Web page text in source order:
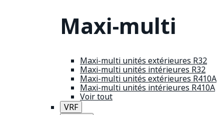
Maxi-multi
Maxi-multi unités extérieures R32
Maxi-multi unités intérieures R32
Maxi-multi unités extérieures R410A
Maxi-multi unités intérieures R410A
Voir tout
VRF